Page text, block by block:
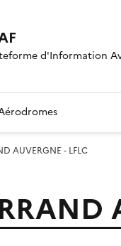
d'Information
AUVERGNE - LFLC